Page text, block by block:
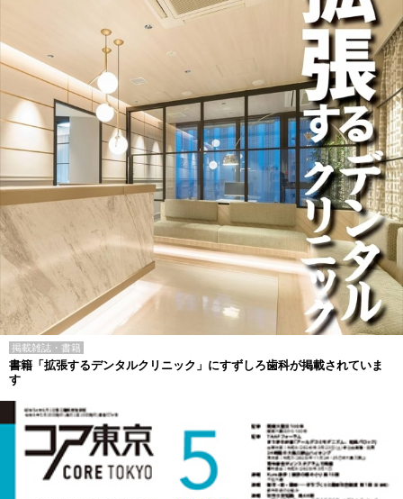
掲載雑誌・書籍
書籍「拡張するデンタルクリニック」にすずしろ歯科が掲載されていま
す